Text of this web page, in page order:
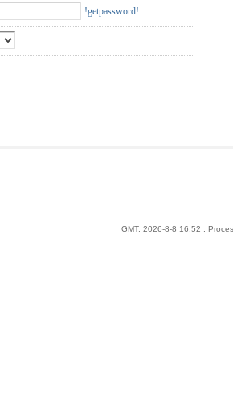
!getpassword!
GMT, 2026-8-8 16:52 ,